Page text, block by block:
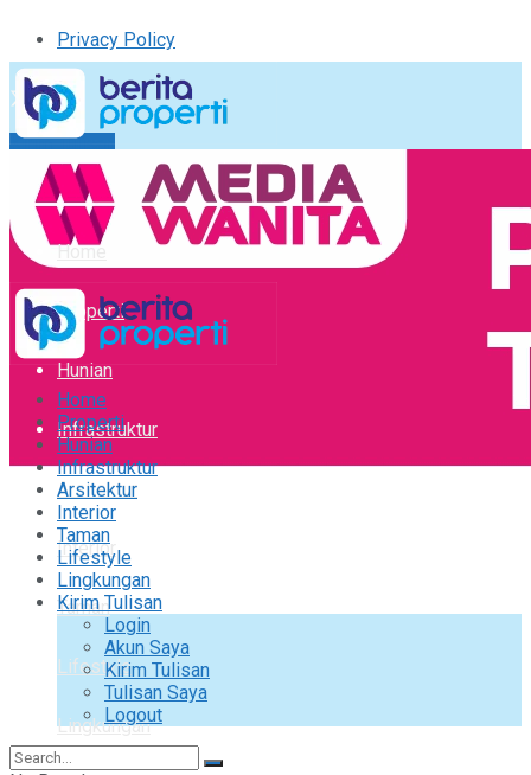
Privacy Policy
Kirim Tulisan
Tulisan Saya
Logout
Home
Properti
Hunian
Infrastruktur
Arsitektur
Interior
Taman
Lifestyle
Lingkungan
Home
Properti
Hunian
Infrastruktur
Arsitektur
Interior
Taman
Lifestyle
Lingkungan
Kirim Tulisan
Login
Akun Saya
Kirim Tulisan
Tulisan Saya
Logout